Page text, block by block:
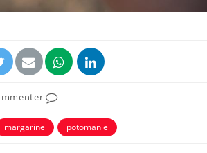
margarine potomanie
comprendre pour